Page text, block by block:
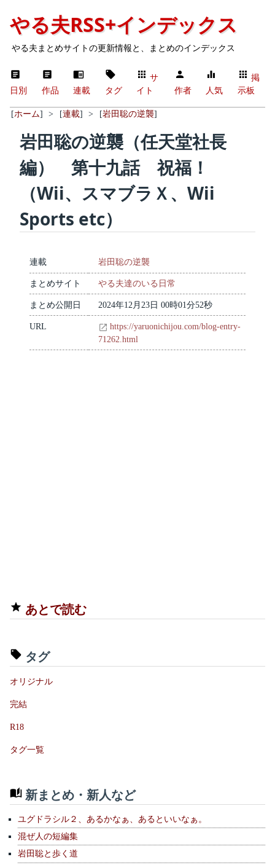
やる夫RSS+インデックス
やる夫まとめサイトの更新情報と、まとめのインデックス
日別 作品 連載 タグ
サ
イト
作者 人気
掲
示板
[ホーム] > [連載] > [岩田聡の逆襲]
岩田聡の逆襲（任天堂社長
編） 第十九話 祝福！
（Wii、スマブラＸ、Wii
Sports etc）
連載 岩田聡の逆襲
まとめサイト やる夫達のいる日常
まとめ公開日 2024年12月23日 00時01分52秒
URL
https://yaruonichijou.com/blog-entry-
71262.html
あとで読む
タグ
オリジナル
完結
R18
タグ一覧
新まとめ・新人など
ユグドラシル２、あるかなぁ、あるといいなぁ。
混ぜ人の短編集
岩田聡と歩く道